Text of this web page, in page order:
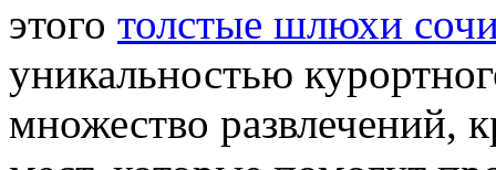
этого толстые шлюхи
уникальностью
множество развлечений,